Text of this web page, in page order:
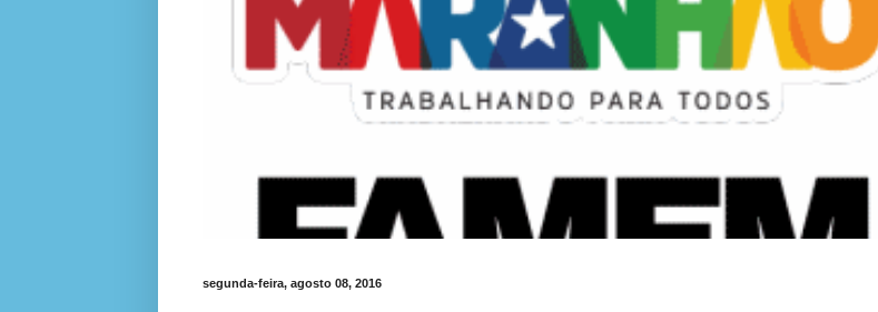
segunda-feira, agosto 08, 2016